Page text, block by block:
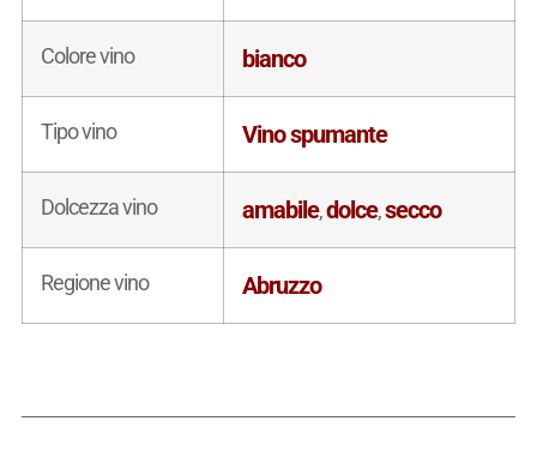
Colore vino bianco
Tipo vino Vino spumante
Dolcezza vino amabile,dolce,secco
Regione vino Abruzzo